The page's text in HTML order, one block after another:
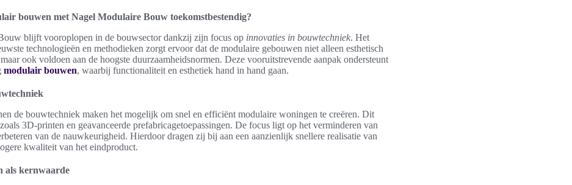
bouwen met Nagel Modulaire Bouw toekomstbestendig?
blijft vooroplopen in de bouwsector dankzij zijn focus op innovaties in bouwtechniek. Het
technologieën en methodieken zorgt ervoor dat de modulaire gebouwen niet alleen esthetisch
ook voldoen aan de hoogste duurzaamheidsnormen. Deze vooruitstrevende aanpak ondersteunt
modulair bouwen, waarbij functionaliteit en esthetiek hand in hand gaan.
de bouwtechniek maken het mogelijk om snel en efficiënt modulaire woningen te creëren. Dit
3D-printen en geavanceerde prefabricagetoepassingen. De focus ligt op het verminderen van
van de nauwkeurigheid. Hierdoor dragen zij bij aan een aanzienlijk snellere realisatie van
kwaliteit van het eindproduct.
als kernwaarde